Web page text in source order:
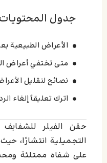
جدول المحتويات
الأعراض الطبيعية
متى تختفي أعراض
نصائح لتقليل
اترك تعليقاً إلغاء
حقن الفيلر
التجميلية انتشارًا،
على شفاه ممتلئة